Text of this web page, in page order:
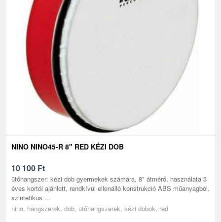
NINO NINO45-R 8" RED KÉZI DOB
10 100 Ft
ütőhangszer: kézi dob gyermekek számára, 8" átmérő, használata 3
éves kortól ajánlott, rendkívül ellenálló konstrukció ABS műanyagból,
szintetikus ...
nino, hangszerek, dob, ütőhangszerek, kézi dobok, red